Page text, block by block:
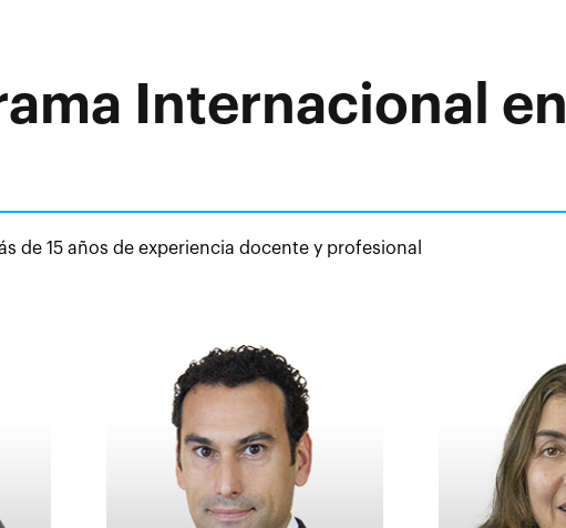
Internacional en
15 años de experiencia docente y profesional